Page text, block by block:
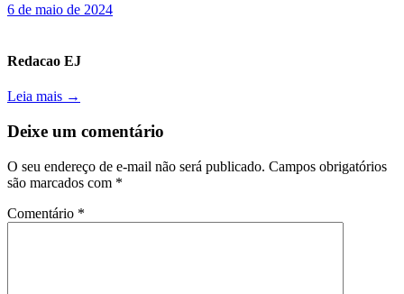
6 de maio de 2024
Redacao EJ
Leia mais →
Deixe um comentário
O seu endereço de e-mail não será publicado. Campos obrigatórios
são marcados com *
Comentário *